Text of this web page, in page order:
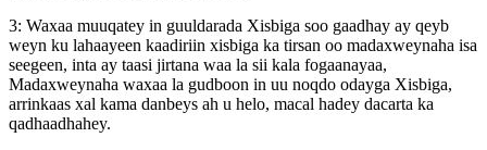
3: Waxaa muuqatey in guuldarada Xisbiga soo gaadhay ay qeyb
weyn ku lahaayeen kaadiriin xisbiga ka tirsan oo madaxweynaha isa
seegeen, inta ay taasi jirtana waa la sii kala fogaanayaa,
Madaxweynaha waxaa la gudboon in uu noqdo odayga Xisbiga,
arrinkaas xal kama danbeys ah u helo, macal hadey dacarta ka
qadhaadhahey.